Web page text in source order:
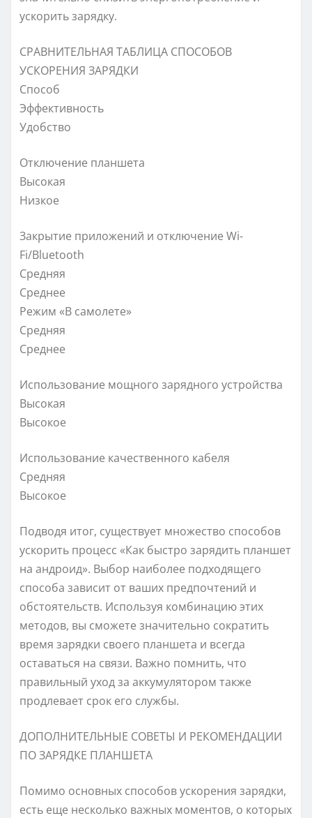
ускорить зарядку.
СРАВНИТЕЛЬНАЯ ТАБЛИЦА СПОСОБОВ
УСКОРЕНИЯ ЗАРЯДКИ
Способ
Эффективность
Удобство
Отключение планшета
Высокая
Низкое
Закрытие приложений и отключение Wi-
Fi/Bluetooth
Средняя
Среднее
Режим «В самолете»
Средняя
Среднее
Использование мощного зарядного устройства
Высокая
Высокое
Использование качественного кабеля
Средняя
Высокое
Подводя итог, существует множество способов
ускорить процесс «Как быстро зарядить планшет
на андроид». Выбор наиболее подходящего
способа зависит от ваших предпочтений и
обстоятельств. Используя комбинацию этих
методов, вы сможете значительно сократить
время зарядки своего планшета и всегда
оставаться на связи. Важно помнить, что
правильный уход за аккумулятором также
продлевает срок его службы.
ДОПОЛНИТЕЛЬНЫЕ СОВЕТЫ И РЕКОМЕНДАЦИИ
ПО ЗАРЯДКЕ ПЛАНШЕТА
Помимо основных способов ускорения зарядки,
есть еще несколько важных моментов, о которых